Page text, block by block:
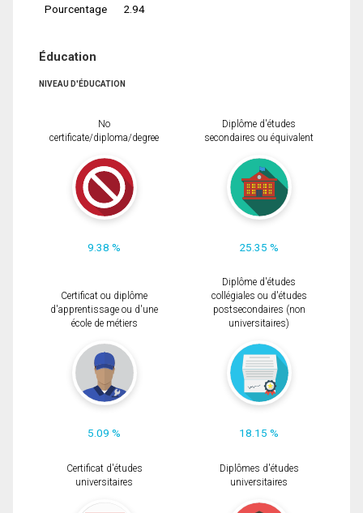
Pourcentage
2.94
Éducation
NIVEAU D'ÉDUCATION
No
certificate/diploma/degree
9.38 %
Diplôme d'études
secondaires ou équivalent
25.35 %
Certificat ou diplôme
d'apprentissage ou d'une
école de métiers
5.09 %
Diplôme d'études
collégiales ou d'études
postsecondaires (non
universitaires)
18.15 %
Certificat d'études
universitaires
Diplômes d'études
universitaires